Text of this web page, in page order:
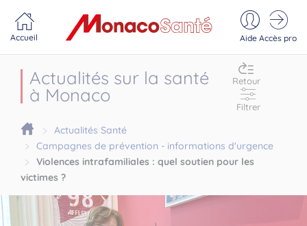
Accueil Aide Accès pro
Actualités sur la santé
à Monaco
Retour
Filtrer
Actualités Santé
Campagnes de prévention - informations d'urgence
Violences intrafamiliales : quel soutien pour les
victimes ?